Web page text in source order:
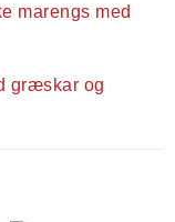
marengs med
græskar og